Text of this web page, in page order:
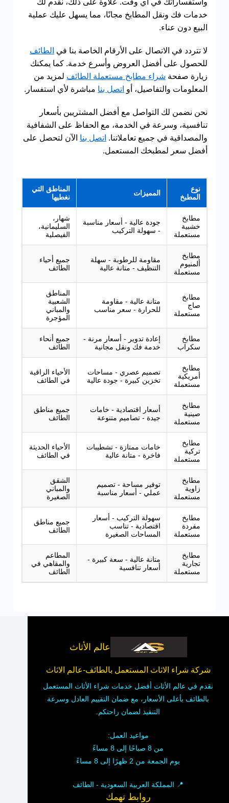
واستفساراتك في أي وقت. علاوة على ذلك، نقدم لك
خدمات فك ونقل المطابخ مجانًا، مما يسهل عليك عملية
البيع دون عناء.
لا تتردد في الاتصال على الأرقام الخاصة بنا في الطائف
للحصول على أفضل العروض وأسرع خدمة. كما يمكنك
زيارة صفحة شراء مطابخ مستعملة الطائف لمزيد من
المعلومات والتفاصيل، أو اتصل بنا مباشرة لأي استفسار.
نحن نضمن لك التواصل مع أفضل المشتريين بأسعار
تنافسية، وسرعة في الخدمة، مع الحفاظ على الشفافية
والمصداقية في جميع تعاملاتنا. اتصل بنا الآن لتحصل على
أفضل سعر لمطبخك المستعمل.
نوع
المطبخ
المميزات
المناطق التي
نغطيها
مطابخ
خشبية
مستعملة
جودة عالية - أسعار مناسبة
- سهولة التركيب
شهار،
السليمانية،
الفيصلية
مطابخ
ألمنيوم
مستعملة
مقاومة للرطوبة - سهلة
التنظيف - متانة عالية
جميع أحياء
الطائف
مطابخ
صاج
مستعملة
متانة عالية - مقاومة
للحرارة - سعر مناسب
المناطق
الشعبية
والمباني
المؤجرة
مطابخ
سكراب
إعادة تدوير - أسعار مرنة -
خدمة فك ونقل مجانية
جميع أنحاء
الطائف
مطابخ
أمريكية
مستعملة
تصميم عصري - مساحات
تخزين كبيرة - جودة عالية
الأحياء الراقية
في الطائف
مطابخ
صينية
مستعملة
أسعار اقتصادية - خامات
جيدة - تصاميم متنوعة
جميع مناطق
الطائف
مطابخ
تركية
مستعملة
خامات ممتازة - تشطيبات
فاخرة - متانة عالية
الأحياء الحديثة
في الطائف
مطابخ
زاوية
مستعملة
توفير مساحة - تصميم
عملي - أسعار مناسبة
الشقق
والمباني
الصغيرة
مطابخ
مفردة
مستعملة
سهولة التركيب - أسعار
اقتصادية - تناسب
المساحات الصغيرة
جميع مناطق
الطائف
مطابخ
تجارية
مستعملة
متانة عالية - سعة كبيرة -
أسعار تنافسية
المطاعم
والمقاهي في
الطائف
عالم الأثاث
شركة شراء الاثاث المستعمل بالطائف-عالم الاثاث
نقدم في عالم الأثاث أفضل خدمات شراء الأثاث المستعمل
بالطائف بأعلى الأسعار، مع ضمان التقييم العادل وسرعة
التنفيذ لضمان راحتكم.
مواعيد العمل:
من 8 صباحًا إلى 8 مساءً
يوم الجمعة من 2 ظهرًا إلى 8 مساءً
📍 المملكة العربية السعودية - الطائف
روابط تهمك